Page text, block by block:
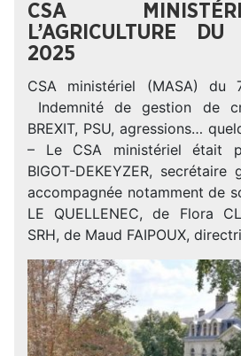
CSA
L’AGRICULTURE
2025
CSA ministériel (MASA)
Indemnité de gestion de
BREXIT, PSU, agressions…
– Le CSA ministériel était
BIGOT-DEKEYZER, secrétaire
accompagnée notamment de
LE QUELLENEC, de Flora
SRH, de Maud FAIPOUX,